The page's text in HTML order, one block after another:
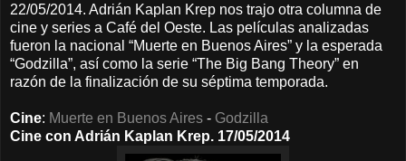
22/05/2014. Adrián Kaplan Krep nos trajo otra columna de
cine y series a Café del Oeste. Las películas analizadas
fueron la nacional “Muerte en Buenos Aires” y la esperada
“Godzilla”, así como la serie “The Big Bang Theory” en
razón de la finalización de su séptima temporada.
Cine: Muerte en Buenos Aires - Godzilla
Cine con Adrián Kaplan Krep. 17/05/2014